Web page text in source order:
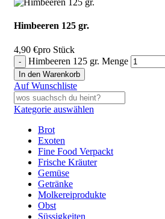
Himbeeren 125 gr.
4,90 €pro Stück
Himbeeren 125 gr. Menge
In den Warenkorb
Auf Wunschliste
Kategorie auswählen
Brot
Exoten
Fine Food Verpackt
Frische Kräuter
Gemüse
Getränke
Molkereiprodukte
Obst
Süssigkeiten